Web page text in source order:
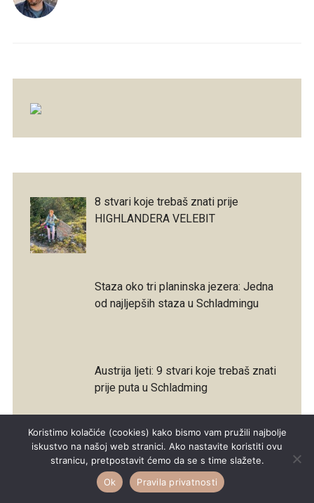
8 stvari koje trebaš znati prije
HIGHLANDERA VELEBIT
Staza oko tri planinska jezera: Jedna
od najljepših staza u Schladmingu
Austrija ljeti: 9 stvari koje trebaš znati
prije puta u Schladming
Kampiranje sa psom: Sve što bih
danas napravila drugačije
Koristimo kolačiće (cookies) kako bismo vam pružili najbolje
iskustvo na našoj web stranici. Ako nastavite koristiti ovu
stranicu, pretpostavit ćemo da se s time slažete.
Ok
Pravila privatnosti